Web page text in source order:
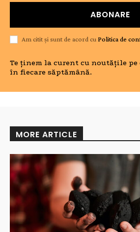
ABONARE
Am citit și sunt de acord cuPolitica de
Te ținem la curent cu noutățile pe
în fiecare săptămână.
MORE ARTICLE